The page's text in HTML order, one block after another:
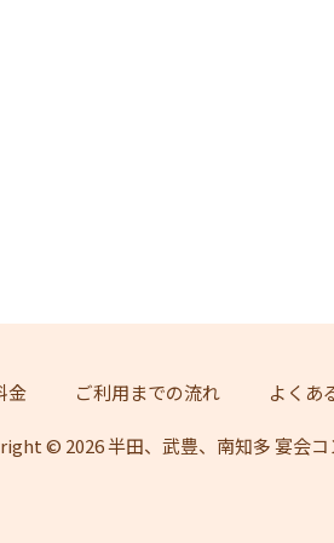
金 ご利用までの流れ よくあ
© 2026 半田、武豊、南知多 宴会